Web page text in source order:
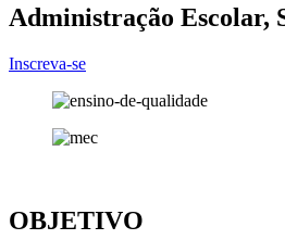
Administração Escolar,
Inscreva-se
OBJETIVO